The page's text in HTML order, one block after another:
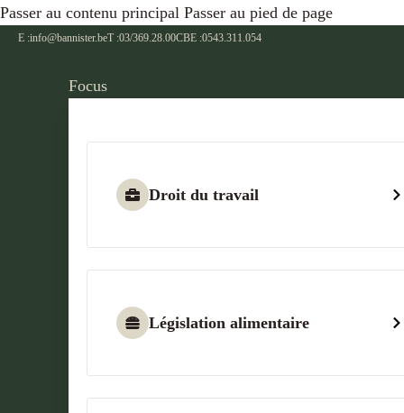
Passer au contenu principal Passer au pied de page
E :info@bannister.beT :03/369.28.00CBE :0543.311.054
Focus
Droit du travail
Législation alimentaire